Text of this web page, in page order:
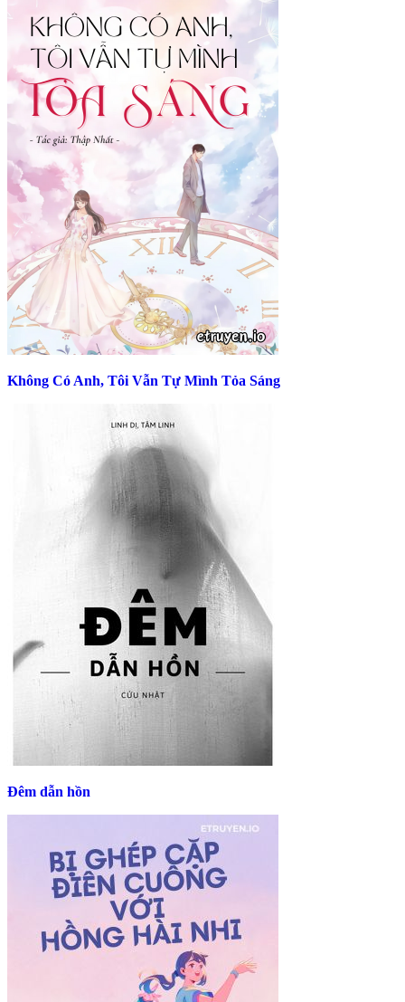
Không Có Anh, Tôi Vẫn Tự Mình Tỏa Sáng
Đêm dẫn hồn